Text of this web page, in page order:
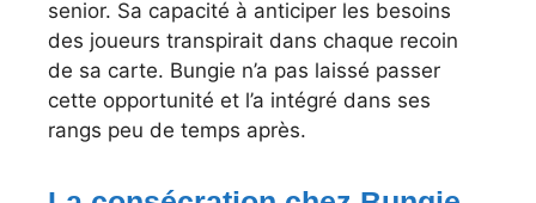
senior. Sa capacité à anticiper les besoins
des joueurs transpirait dans chaque recoin
de sa carte. Bungie n’a pas laissé passer
cette opportunité et l’a intégré dans ses
rangs peu de temps après.